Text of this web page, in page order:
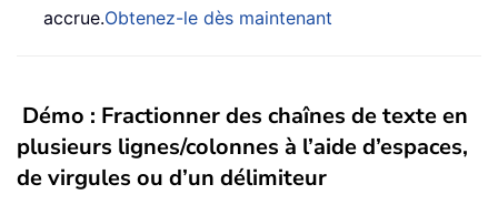
accrue.Obtenez-le dès maintenant
Démo : Fractionner des chaînes de texte en
plusieurs lignes/colonnes à l’aide d’espaces,
de virgules ou d’un délimiteur